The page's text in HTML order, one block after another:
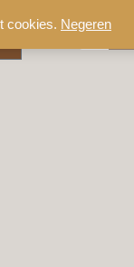
cookies. Negeren